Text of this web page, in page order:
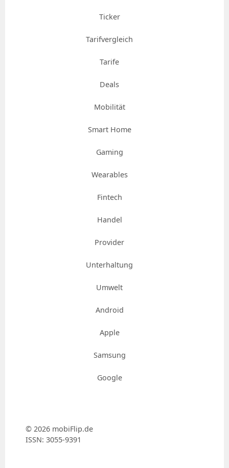
Ticker
Tarifvergleich
Tarife
Deals
Mobilität
Smart Home
Gaming
Wearables
Fintech
Handel
Provider
Unterhaltung
Umwelt
Android
Apple
Samsung
Google
© 2026 mobiFlip.de
ISSN: 3055-9391